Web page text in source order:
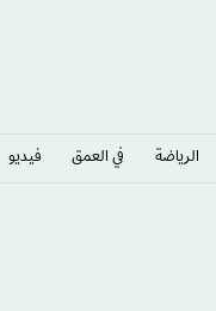
الرياضة في العمق فيديو